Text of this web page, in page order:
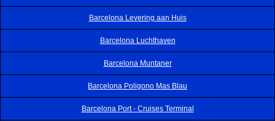
Barcelona Levering aan Huis
Barcelona Luchthaven
Barcelona Muntaner
Barcelona Poligono Mas Blau
Barcelona Port - Cruises Terminal